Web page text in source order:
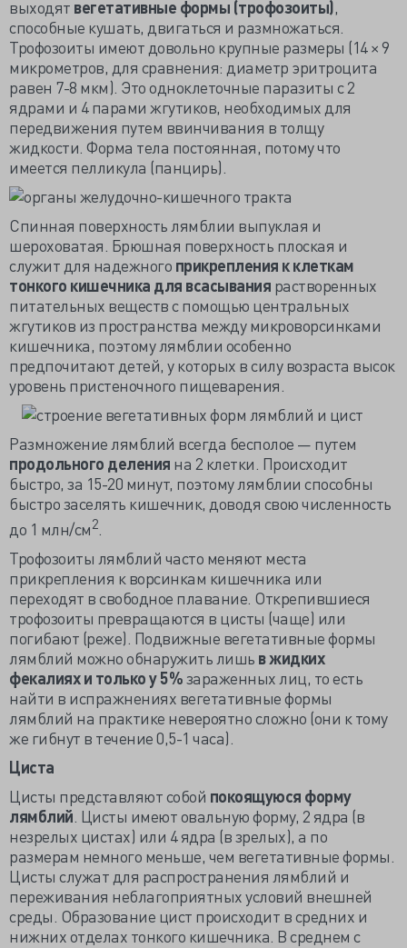
выходят вегетативные формы (трофозоиты),
способные кушать, двигаться и размножаться.
Трофозоиты имеют довольно крупные размеры (14 × 9
микрометров, для сравнения: диаметр эритроцита
равен 7-8 мкм). Это одноклеточные паразиты с 2
ядрами и 4 парами жгутиков, необходимых для
передвижения путем ввинчивания в толщу
жидкости. Форма тела постоянная, потому что
имеется пелликула (панцирь).
Спинная поверхность лямблии выпуклая и
шероховатая. Брюшная поверхность плоская и
служит для надежного прикрепления к клеткам
тонкого кишечника для всасывания растворенных
питательных веществ с помощью центральных
жгутиков из пространства между микроворсинками
кишечника, поэтому лямблии особенно
предпочитают детей, у которых в силу возраста высок
уровень пристеночного пищеварения.
Размножение лямблий всегда бесполое — путем
продольного деления на 2 клетки. Происходит
быстро, за 15-20 минут, поэтому лямблии способны
быстро заселять кишечник, доводя свою численность
до 1 млн/см2
Трофозоиты лямблий часто меняют места
прикрепления к ворсинкам кишечника или
переходят в свободное плавание. Открепившиеся
трофозоиты превращаются в цисты (чаще) или
погибают (реже). Подвижные вегетативные формы
лямблий можно обнаружить лишь в жидких
фекалиях и только у 5%зараженных лиц, то есть
найти в испражнениях вегетативные формы
лямблий на практике невероятно сложно (они к тому
же гибнут в течение 0,5-1 часа).
Циста
Цисты представляют собой покоящуюся форму
лямблий . Цисты имеют овальную форму, 2 ядра (в
незрелых цистах) или 4 ядра (в зрелых), а по
размерам немного меньше, чем вегетативные формы.
Цисты служат для распространения лямблий и
переживания неблагоприятных условий внешней
среды. Образование цист происходит в средних и
нижних отделах тонкого кишечника. В среднем с